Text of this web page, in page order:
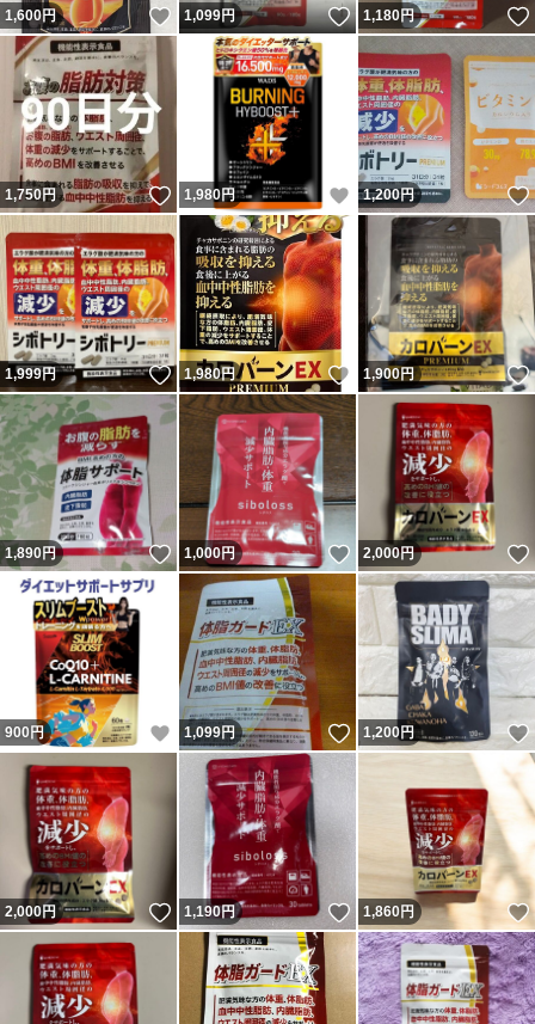
1,600円 いいね！
1,099円 いいね！
1,180円
1,750円 いいね！
1,980円 いいね！
1,200円
1,999円 いいね！
1,980円 いいね！
1,900円
1,890円 いいね！
1,000円 いいね！
2,000円
900 円 いいね！
1,099円 いいね！
1,200円
2,000円 いいね！
1,190円 いいね！
1,860円